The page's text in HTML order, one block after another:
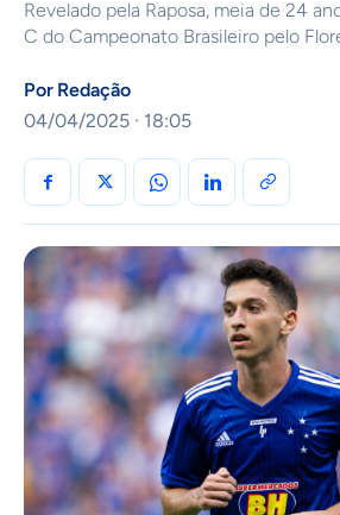
Revelado pela Raposa, meia de 24
C do Campeonato Brasileiro pelo
Por Redação
04/04/2025 · 18:05